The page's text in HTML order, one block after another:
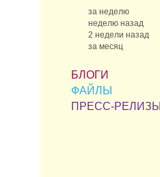
за неделю
неделю назад
2 недели назад
за месяц
БЛОГИ
ФАЙЛЫ
ПРЕСС-РЕЛИЗЫ